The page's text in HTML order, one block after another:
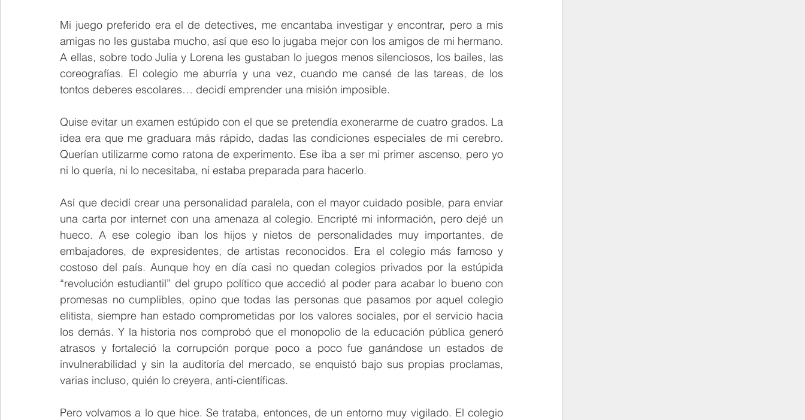
Mi juego preferido era el de detectives, me encantaba investigar y encontrar, pero a mis
amigas no les gustaba mucho, así que eso lo jugaba mejor con los amigos de mi hermano.
A ellas, sobre todo Julia y Lorena les gustaban lo juegos menos silenciosos, los bailes, las
coreografías. El colegio me aburría y una vez, cuando me cansé de las tareas, de los
tontos deberes escolares… decidí emprender una misión imposible.
Quise evitar un examen estúpido con el que se pretendía exonerarme de cuatro grados. La
idea era que me graduara más rápido, dadas las condiciones especiales de mi cerebro.
Querían utilizarme como ratona de experimento. Ese iba a ser mi primer ascenso, pero yo
ni lo quería, ni lo necesitaba, ni estaba preparada para hacerlo.
Así que decidí crear una personalidad paralela, con el mayor cuidado posible, para enviar
una carta por internet con una amenaza al colegio. Encripté mi información, pero dejé un
hueco. A ese colegio iban los hijos y nietos de personalidades muy importantes, de
embajadores, de expresidentes, de artistas reconocidos. Era el colegio más famoso y
costoso del país. Aunque hoy en día casi no quedan colegios privados por la estúpida
“revolución estudiantil” del grupo político que accedió al poder para acabar lo bueno con
promesas no cumplibles, opino que todas las personas que pasamos por aquel colegio
elitista, siempre han estado comprometidas por los valores sociales, por el servicio hacia
los demás. Y la historia nos comprobó que el monopolio de la educación pública generó
atrasos y fortaleció la corrupción porque poco a poco fue ganándose un estados de
invulnerabilidad y sin la auditoría del mercado, se enquistó bajo sus propias proclamas,
varias incluso, quién lo creyera, anti-científicas.
Pero volvamos a lo que hice. Se trataba, entonces, de un entorno muy vigilado. El colegio